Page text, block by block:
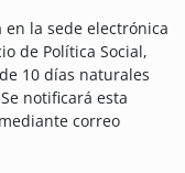
la sede electrónica
de Política Social,
10 días naturales
notificará esta
correo